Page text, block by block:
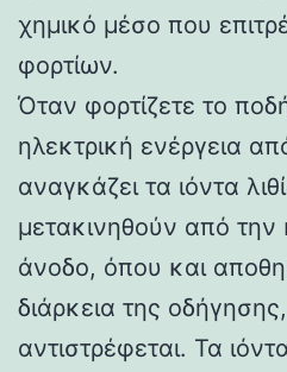
χημικό μέσο που
φορτίων.
Όταν φορτίζετε το
ηλεκτρική ενέργεια
αναγκάζει τα ιόντα
μετακινηθούν από
άνοδο, όπου και
διάρκεια της
αντιστρέφεται. Τα